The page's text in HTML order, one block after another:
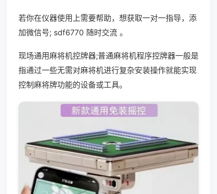
若你在仪器使用上需要帮助，想获取一对一指导，添
加微信号; sdf6770 随时交流 。
现场通用麻将机控牌器;普通麻将机程序控牌器一般是
指通过一些无需对麻将机进行复杂安装操作就能实现
控制麻将牌功能的设备或工具。